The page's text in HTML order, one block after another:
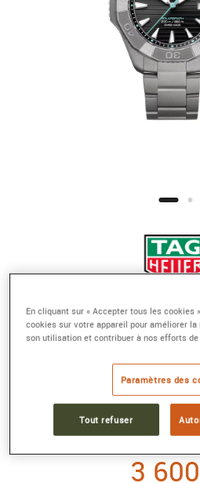
TAG HEUER
200
Quartz solaire, 40
Référence :
Collection :AQUARACER
3
En cliquant sur « Accepter tous les cookies
cookies sur votre appareil pour améliorer
son utilisation et contribuer à nos efforts
Paramètres des
Tout refuser